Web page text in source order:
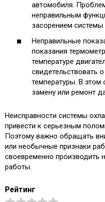
автомобиля.
неправильным
засорением
Неправильные
показания
температуре
свидетельствовать
температуры. В этом
замену или ремонт
Неисправности системы
привести к серьезным
Поэтому важно обращать
или необычные признаки
своевременно производить
работы.
Рейтинг